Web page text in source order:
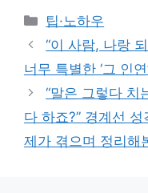
Categories
팁·노하우
“이 사람, 나랑
너무 특별한 ‘그 인
“말은 그렇다 치
다 하죠?” 경계선
제가 겪으며 정리해